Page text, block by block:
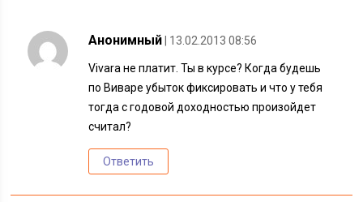
Анонимный | 13.02.2013 08:56
Vivara не платит. Ты в курсе? Когда будешь
по Виваре убыток фиксировать и что у тебя
тогда с годовой доходностью произойдет
считал?
Ответить